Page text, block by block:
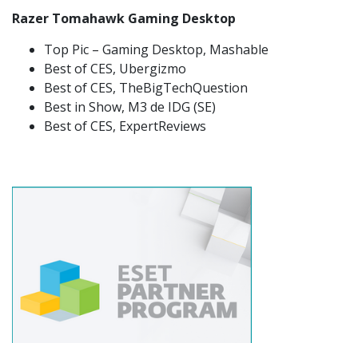
Razer Tomahawk Gaming Desktop
Top Pic – Gaming Desktop, Mashable
Best of CES, Ubergizmo
Best of CES, TheBigTechQuestion
Best in Show, M3 de IDG (SE)
Best of CES, ExpertReviews